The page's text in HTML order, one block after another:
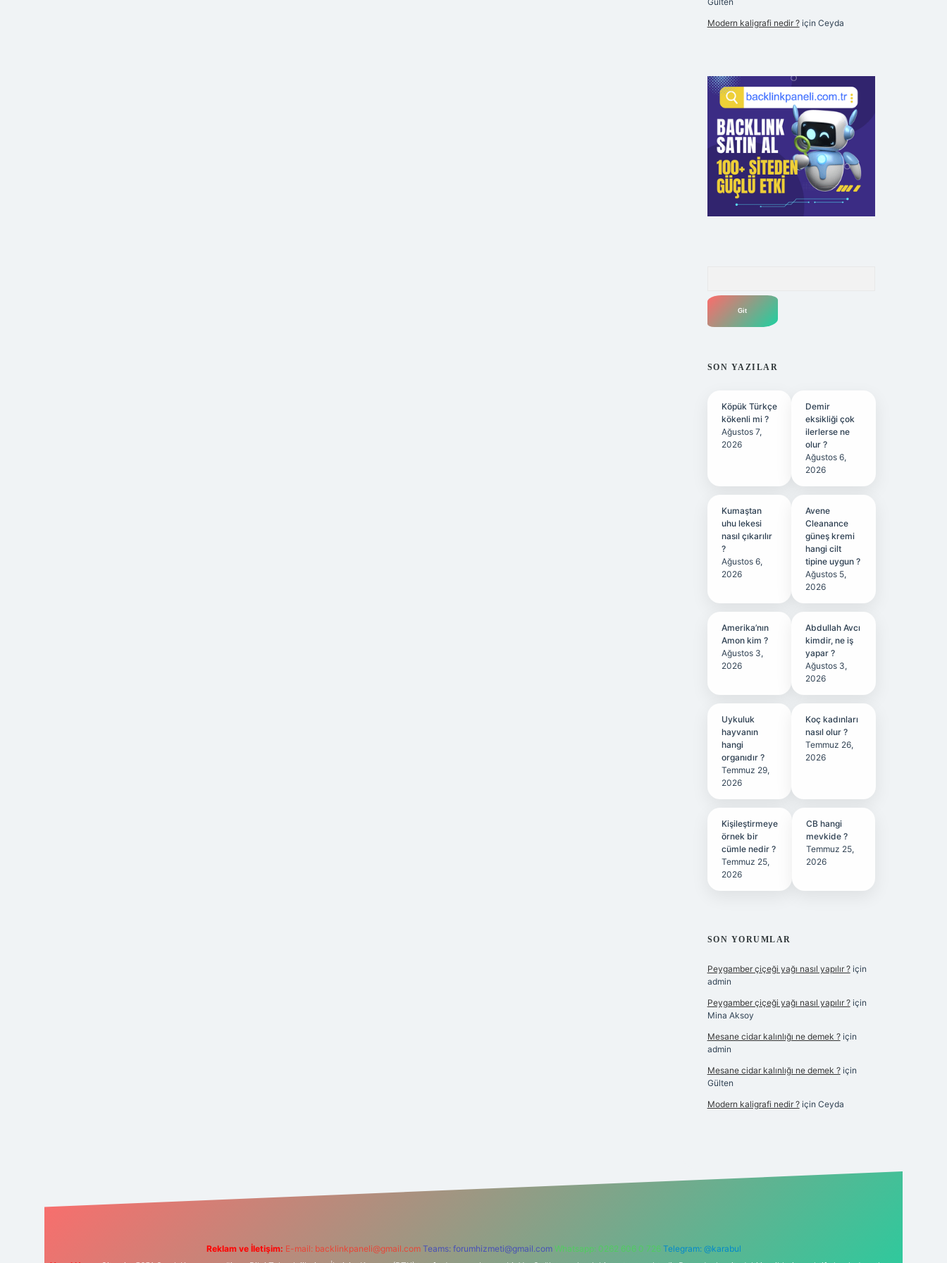
Modern kaligrafi nedir ?için Ceyda
SON YAZILAR
Köpük Türkçe
kökenli mi ?
Ağustos 7,
2026
Demir
eksikliği çok
ilerlerse ne
olur ?
Ağustos 6,
2026
Kumaştan
uhu lekesi
nasıl çıkarılır
?
Ağustos 6,
2026
Avene
Cleanance
güneş kremi
hangi cilt
tipine uygun ?
Ağustos 5,
2026
Amerika’nın
Amon kim ?
Ağustos 3,
2026
Abdullah Avcı
kimdir, ne iş
yapar ?
Ağustos 3,
2026
Uykuluk
hayvanın
hangi
organıdır ?
Temmuz 29,
2026
Koç kadınları
nasıl olur ?
Temmuz 26,
2026
Kişileştirmeye
örnek bir
cümle nedir ?
Temmuz 25,
2026
CB hangi
mevkide ?
Temmuz 25,
2026
SON YORUMLAR
Peygamber çiçeği yağı nasıl yapılır ?için
admin
Peygamber çiçeği yağı nasıl yapılır ?için
Mina Aksoy
Mesane cidar kalınlığı ne demek ?için
admin
Mesane cidar kalınlığı ne demek ?için
Gülten
Modern kaligrafi nedir ?için Ceyda
Reklam ve İletişim: E-mail: backlinkpaneli@gmail.com Teams: forumhizmeti@gmail.com Whatsapp: 0262 606 0 726 Telegram: @karabul